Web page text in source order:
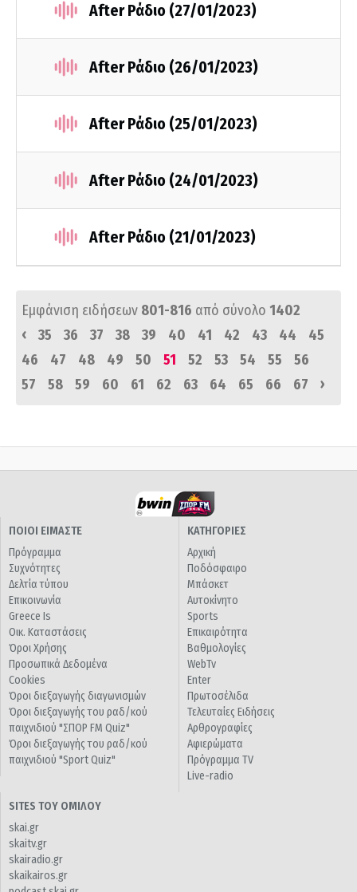
After Ράδιο (27/01/2023)
After Ράδιο (26/01/2023)
After Ράδιο (25/01/2023)
After Ράδιο (24/01/2023)
After Ράδιο (21/01/2023)
Εμφάνιση ειδήσεων 801-816 από σύνολο 1402
‹
35 36 37 38 39 40 41 42 43 44
45
46
47 48 49 50 51 52 53 54 55
56
57
58 59 60 61 62 63 64 65 66 67 ›
ΠΟΙΟΙ ΕΙΜΑΣΤΕ
Πρόγραμμα
Συχνότητες
Δελτία τύπου
Επικοινωνία
Greece Is
Οικ. Καταστάσεις
Όροι Χρήσης
Προσωπικά Δεδομένα
Cookies
Όροι διεξαγωγής διαγωνισμών
Όροι διεξαγωγής του ραδ/κού
παιχνιδιού "ΣΠΟΡ FM Quiz"
Όροι διεξαγωγής του ραδ/κού
παιχνιδιού "Sport Quiz"
ΚΑΤΗΓΟΡΙΕΣ
Αρχική
Ποδόσφαιρο
Μπάσκετ
Αυτοκίνητο
Sports
Επικαιρότητα
Βαθμολογίες
WebTv
Enter
Πρωτοσέλιδα
Τελευταίες Ειδήσεις
Αρθρογραφίες
Αφιερώματα
Πρόγραμμα TV
Live-radio
SITES ΤΟΥ ΟΜΙΛΟΥ
skai.gr
skaitv.gr
skairadio.gr
skaikairos.gr